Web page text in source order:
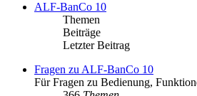
ALF-BanCo 10
Themen
Beiträge
Letzter Beitrag
Fragen zu ALF-BanCo 10
Für Fragen zu Bedienung,